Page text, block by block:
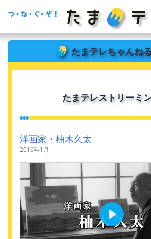
たまテレちゃんね
たまテレストリーミ
洋画家・柚木久太
2016年1月
Play